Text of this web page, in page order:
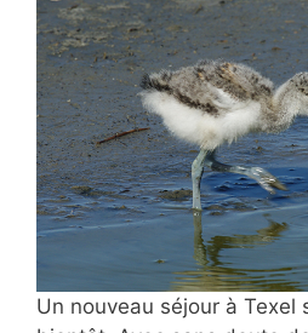
Un nouveau séjour à Texel